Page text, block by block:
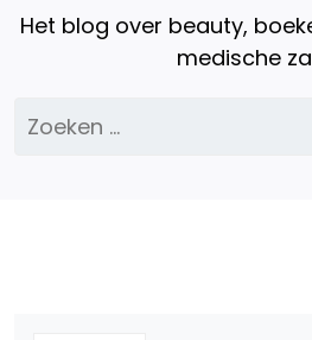
Het blog over beauty,
medische
Zoeken
naar: